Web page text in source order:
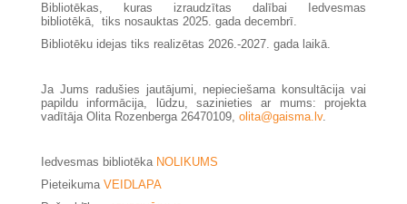
Bibliotēkas, kuras izraudzītas dalībai Iedvesmas
bibliotēkā, tiks nosauktas 2025. gada decembrī.
Bibliotēku idejas tiks realizētas 2026.-2027. gada laikā.
Ja Jums radušies jautājumi, nepieciešama konsultācija vai
papildu informācija, lūdzu, sazinieties ar mums: projekta
vadītāja Olita Rozenberga 26470109, olita@gaisma.lv.
Iedvesmas bibliotēka NOLIKUMS
Pieteikuma VEIDLAPA